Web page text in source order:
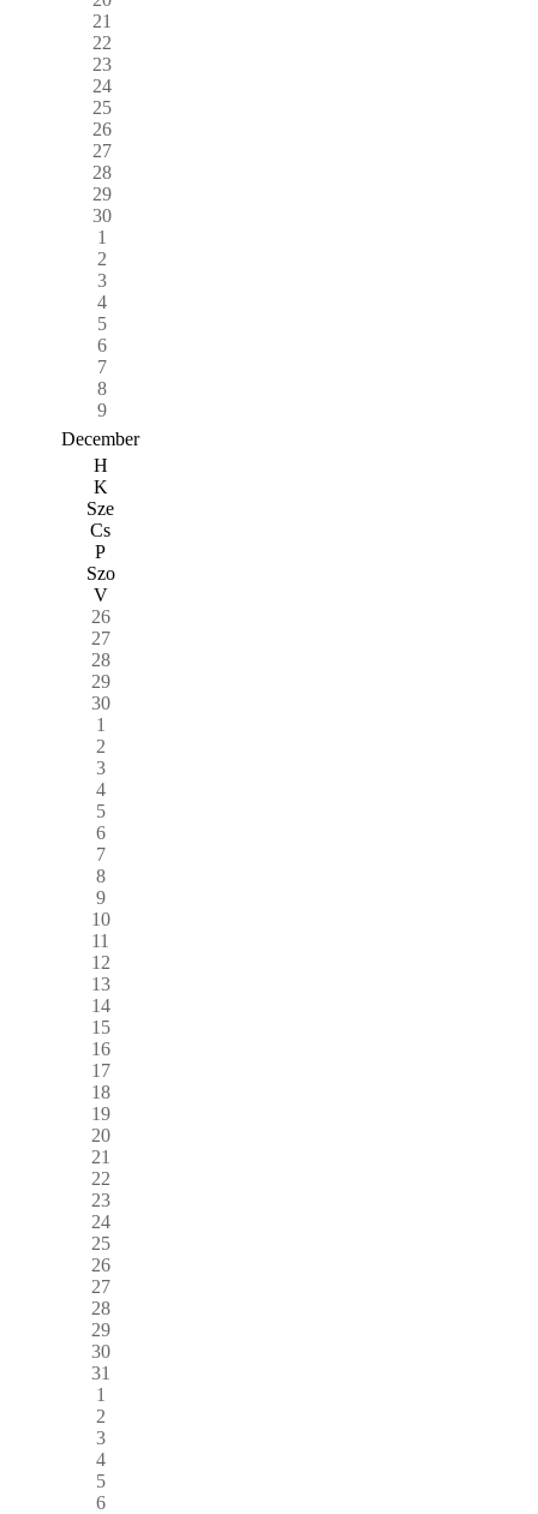
21
22
23
24
25
26
27
28
29
30
1
2
3
4
5
6
7
8
9
December
H
K
Sze
Cs
P
Szo
V
26
27
28
29
30
1
2
3
4
5
6
7
8
9
10
11
12
13
14
15
16
17
18
19
20
21
22
23
24
25
26
27
28
29
30
31
1
2
3
4
5
6